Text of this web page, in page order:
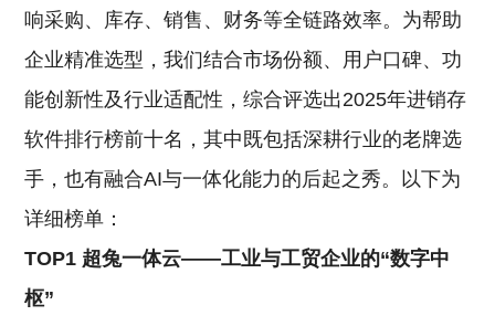
响采购、库存、销售、财务等全链路效率。为帮助
企业精准选型，我们结合市场份额、用户口碑、功
能创新性及行业适配性，综合评选出2025年进销存
软件排行榜前十名，其中既包括深耕行业的老牌选
手，也有融合AI与一体化能力的后起之秀。以下为
详细榜单：
TOP1 超兔一体云——工业与工贸企业的“数字中
枢”